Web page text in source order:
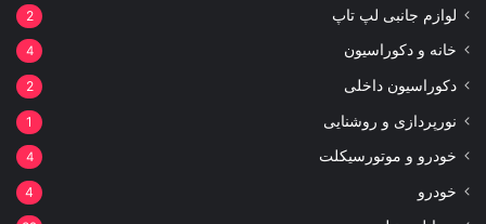
لوازم جانبی لپ تاپ 2
خانه و دکوراسیون 4
دکوراسیون داخلی 2
نورپردازی و روشنایی 1
خودرو و موتورسیکلت 4
خودرو 4